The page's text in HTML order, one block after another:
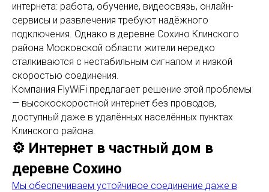
интернета: работа, обучение, видеосвязь, онлайн-
сервисы и развлечения требуют надёжного
подключения. Однако в деревне Сохино Клинского
района Московской области жители нередко
сталкиваются с нестабильным сигналом и низкой
скоростью соединения.
Компания FlyWiFi предлагает решение этой проблемы
— высокоскоростной интернет без проводов,
доступный даже в удалённых населённых пунктах
Клинского района.
⚙️ Интернет в частный дом в
деревне Сохино
Мы обеспечиваем устойчивое соединение даже в